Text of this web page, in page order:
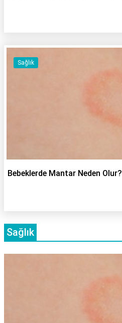
Sağlık
Bebeklerde Mantar Neden Olur?
Sağlık